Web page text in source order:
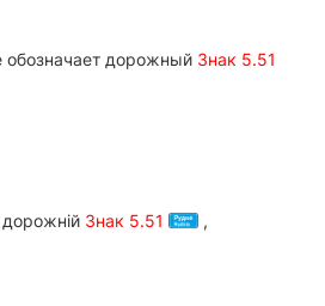
обозначает дорожный Знак 5.51
дорожній Знак 5.51
,